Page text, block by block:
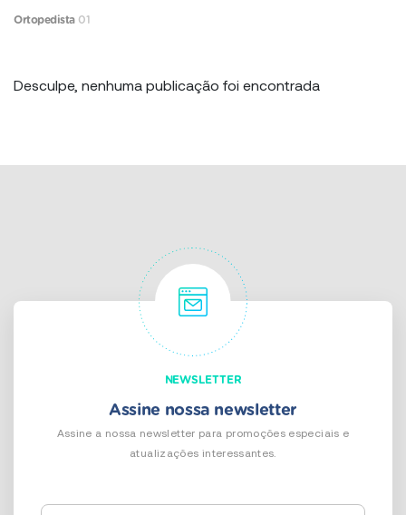
Desculpe, nenhuma publicação foi encontrada
Ortopedista 01
NEWSLETTER
Assine nossa newsletter
Assine a nossa newsletter para promoções especiais e
atualizações interessantes.